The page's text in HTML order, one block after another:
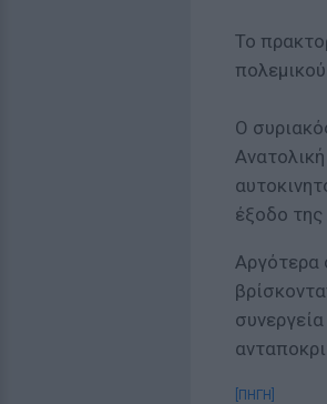
Το
Ο
έξοδο
Αργότερα
[ΠΗΓΗ]